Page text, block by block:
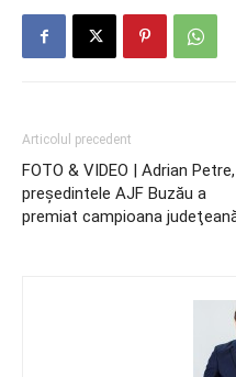
Articolul precedent
FOTO & VIDEO | Adrian Petre,
preşedintele AJF Buzău a
premiat campioana